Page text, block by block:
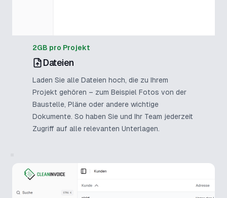
2GB pro Projekt
Dateien
Laden Sie alle Dateien hoch, die zu Ihrem
Projekt gehören – zum Beispiel Fotos von der
Baustelle, Pläne oder andere wichtige
Dokumente. So haben Sie und Ihr Team jederzeit
Zugriff auf alle relevanten Unterlagen.